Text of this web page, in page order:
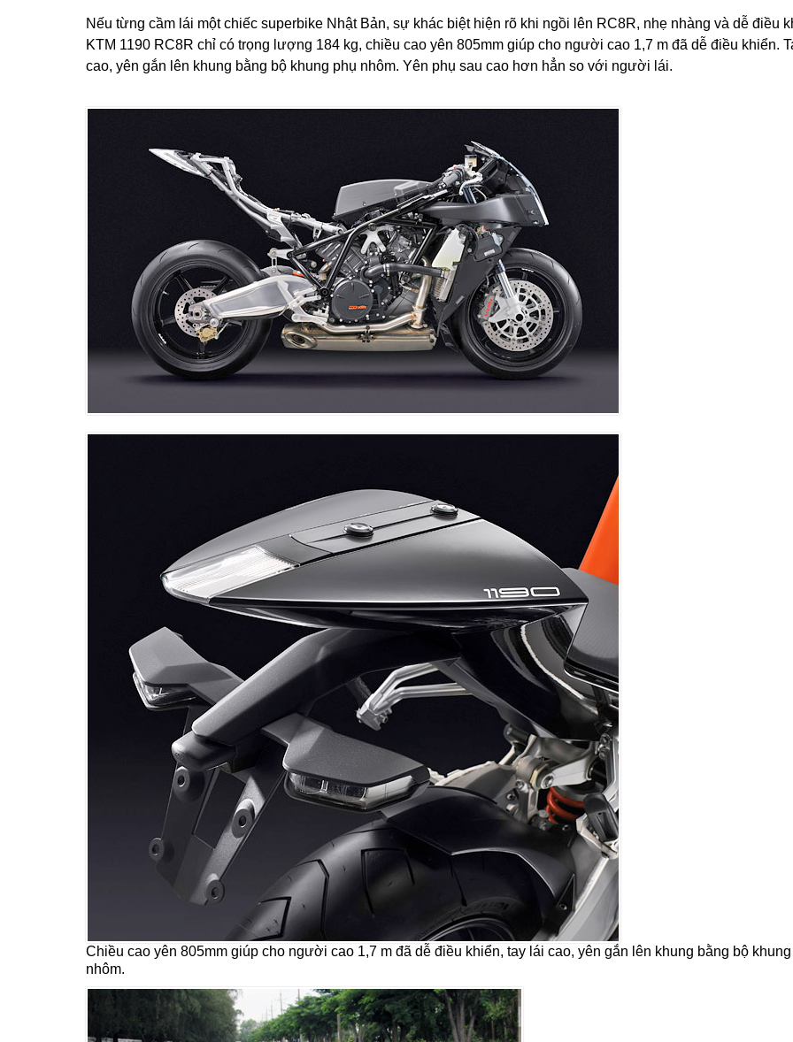
Nếu từng cầm lái một chiếc superbike Nhật Bản, sự khác biệt hiện rõ khi ngồi lên RC8R, nhẹ nhàng và dễ điều
KTM 1190 RC8R chỉ có trọng lượng 184 kg, chiều cao yên 805mm giúp cho người cao 1,7 m đã dễ điều khiển.
cao, yên gắn lên khung bằng bộ khung phụ nhôm. Yên phụ sau cao hơn hẳn so với người lái.
Chiều cao yên 805mm giúp cho người cao 1,7 m đã dễ điều khiển, tay lái cao, yên gắn lên khung bằng bộ
nhôm.​